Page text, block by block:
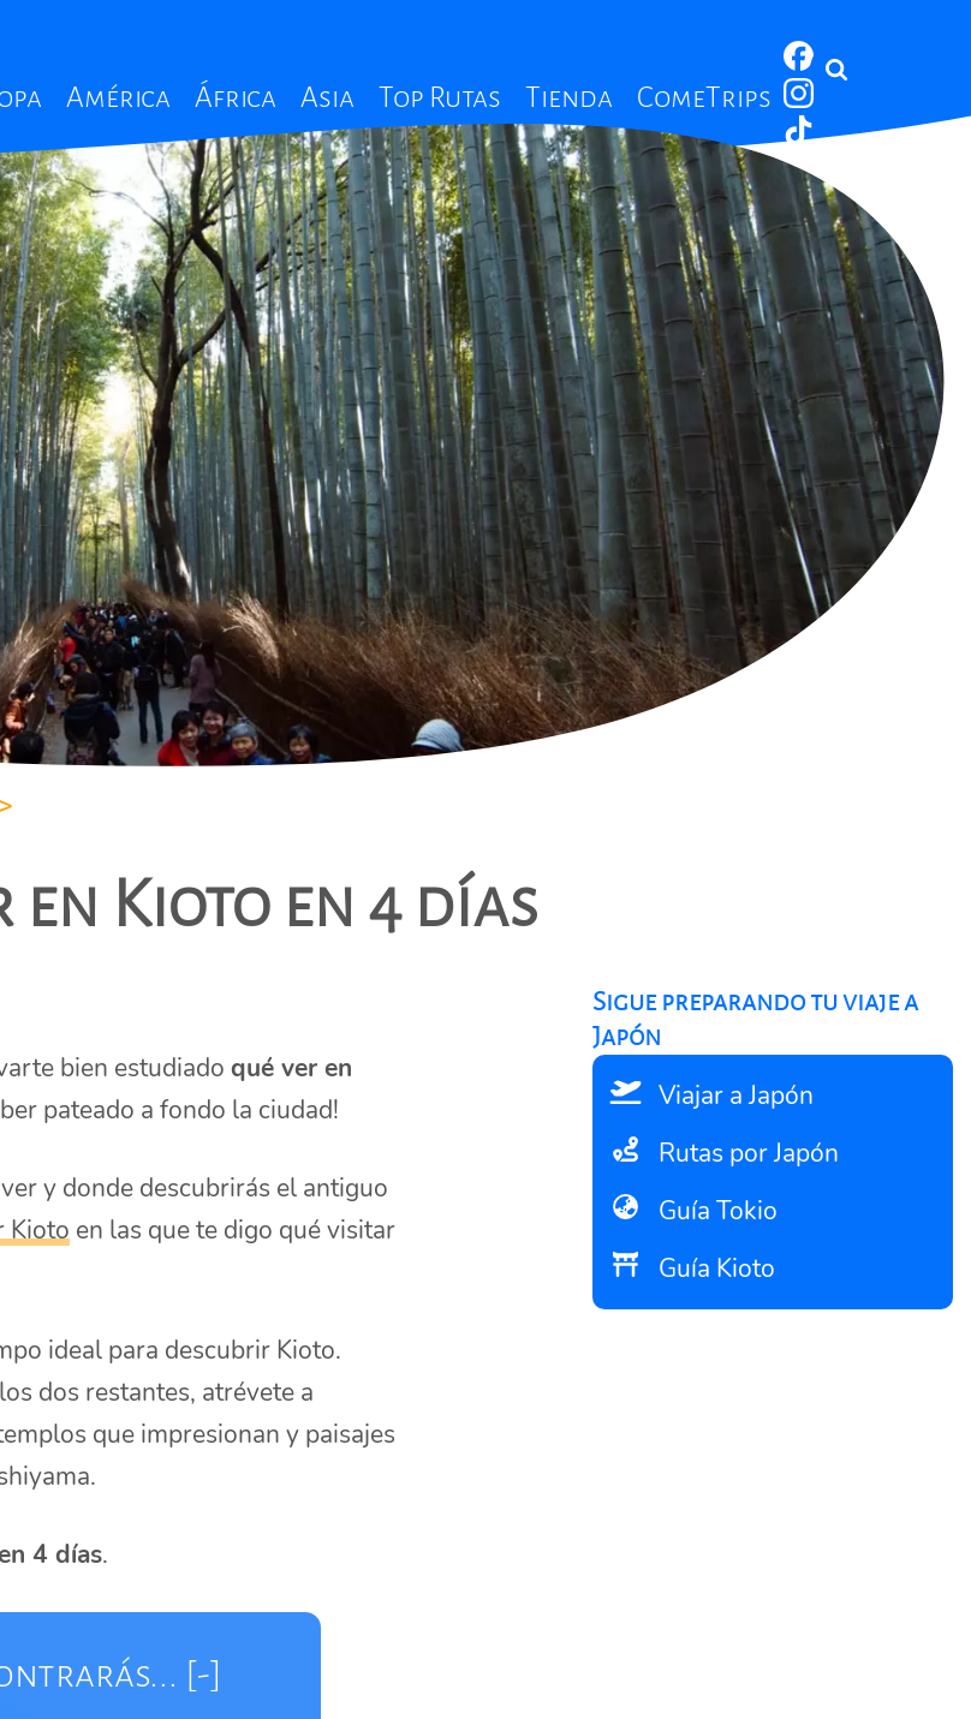
América África Asia Top Rutas Tienda ComeTrips
>
en Kioto en 4 días
bien estudiadoqué ver en
pateado a fondo la ciudad!
y donde descubrirás el antiguo
Kioto en las que te digo qué visitar
ideal para descubrir Kioto.
dos restantes, atrévete a
que impresionan y paisajes
4 días.
Sigue preparando tu viaje a
Japón
Viajar a Japón
Rutas por Japón
Guía Tokio
Guía Kioto